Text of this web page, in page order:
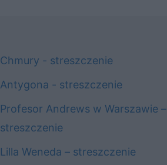
Chmury - streszczenie
Antygona - streszczenie
Profesor Andrews w Warszawie –
streszczenie
Lilla Weneda – streszczenie